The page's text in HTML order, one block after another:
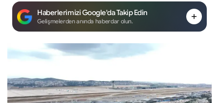
Haberlerimizi Google'da Takip Edin
Gelişmelerden anında haberdar olun.